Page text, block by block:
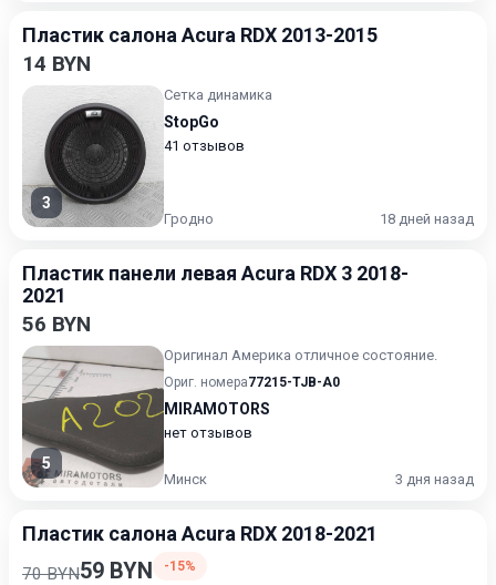
Пластик салона Acura RDX 2013-2015
14 BYN
3
Сетка динамика
StopGo
41 отзывов
Гродно 18 дней назад
Пластик панели левая Acura RDX 3 2018-
2021
56 BYN
5
Оригинал Америка отличное состояние.
Ориг. номера77215-TJB-A0
MIRAMOTORS
нет отзывов
Минск 3 дня назад
Пластик салона Acura RDX 2018-2021
70 BYN59 BYN -15%